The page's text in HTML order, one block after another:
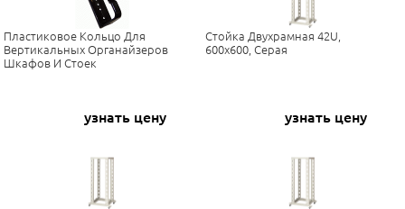
Пластиковое Кольцо Для
Вертикальных Органайзеров
Шкафов И Стоек
узнать цену
Стойка Двухрамная 42U,
600x600, Серая
узнать цену